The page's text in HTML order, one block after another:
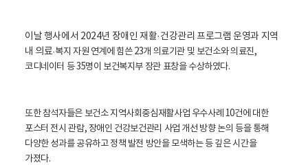
이날 행사에서 2024년 장애인 재활·건강관리 프로그램 운영과 지역
내 의료·복지 자원 연계에 힘쓴 23개 의료기관 및 보건소와 의료진,
코디네이터 등 35명이 보건복지부 장관 표창을 수상하였다.
또한 참석자들은 보건소 지역사회중심재활사업 우수사례 10건에 대한
포스터 전시 관람, 장애인 건강보건관리 사업 개선 방향 논의 등을 통해
다양한 성과를 공유하고 정책 발전 방안을 모색하는 등 깊은 시간을
가졌다.